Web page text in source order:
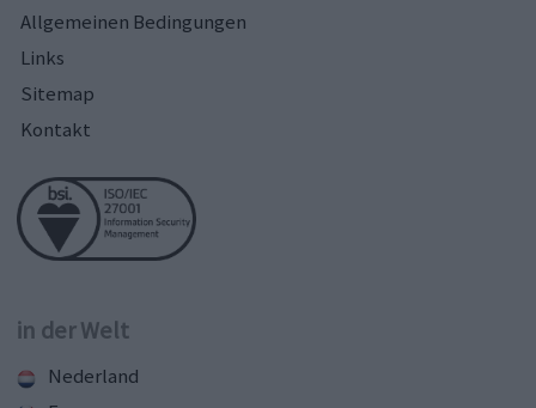
Allgemeinen Bedingungen
Links
Sitemap
Kontakt
in der Welt
Nederland